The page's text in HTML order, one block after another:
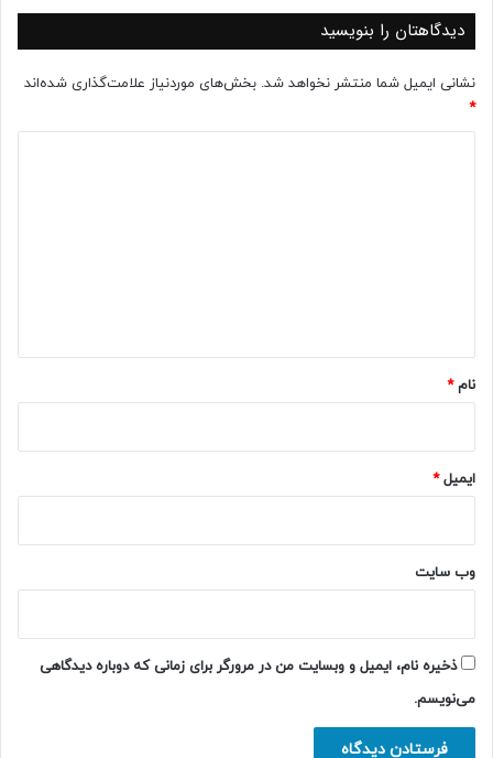
دیدگاهتان را بنویسید
نشانی ایمیل شما منتشر نخواهد شد. بخش‌های موردنیاز علامت‌گذاری شده‌اند
*
نام*
ایمیل*
وب‌ سایت
ذخیره نام، ایمیل و وبسایت من در مرورگر برای زمانی که دوباره دیدگاهی
می‌نویسم.